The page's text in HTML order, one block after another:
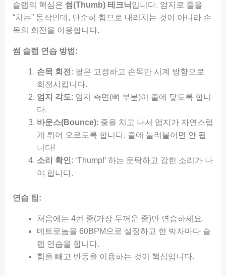
슬랩의 핵심은 썸(Thumb) 테크닉입니다. 엄지로 줄을
“치는” 동작인데, 단순히 힘으로 내리치는 것이 아니라 손
목의 회전을 이용합니다.
썸 슬랩 연습 방법:
손목 회전 : 팔은 고정하고 손목만 시계 방향으로
회전시킵니다.
엄지 각도: 엄지 측면(뼈 부분)이 줄에 닿도록 합니
다.
바운스(Bounce): 줄을 치고 나서 엄지가 자연스럽
게 튀어 오르도록 합니다. 줄에 눌러붙이면 안 됩
니다!
소리 확인 : ‘Thump!’ 하는 둔탁하고 강한 소리가 나
야 합니다.
연습 팁:
처음에는 4번 줄(가장 두꺼운 줄)만 연습하세요.
메트로놈을 60BPM으로 설정하고 한 박자마다 슬
랩 연습을 합니다.
힘을 빼고 반동을 이용하는 것이 핵심입니다.